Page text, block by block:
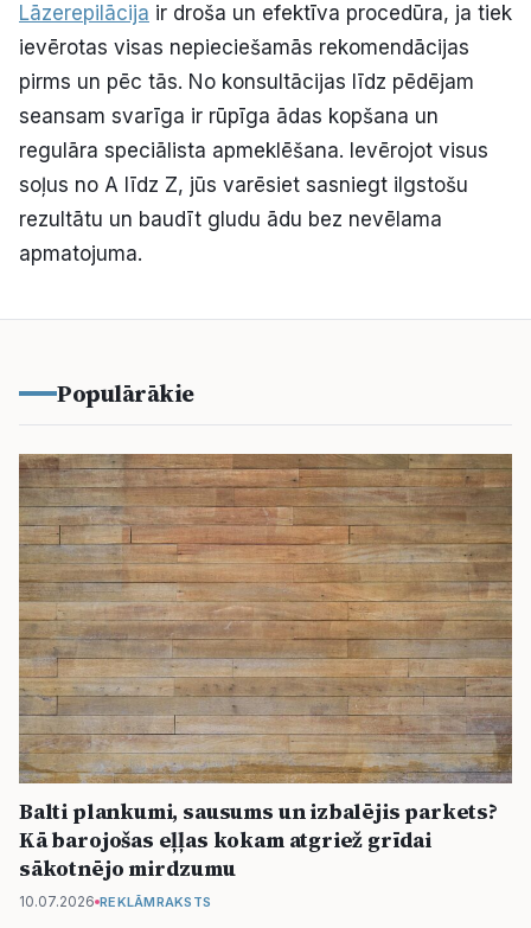
Lāzerepilācija ir droša un efektīva procedūra, ja tiek
ievērotas visas nepieciešamās rekomendācijas
pirms un pēc tās. No konsultācijas līdz pēdējam
seansam svarīga ir rūpīga ādas kopšana un
regulāra speciālista apmeklēšana. Ievērojot visus
soļus no A līdz Z, jūs varēsiet sasniegt ilgstošu
rezultātu un baudīt gludu ādu bez nevēlama
apmatojuma.
Populārākie
Balti plankumi, sausums un izbalējis parkets?
Kā barojošas eļļas kokam atgriež grīdai
sākotnējo mirdzumu
10.07.2026 REKLĀMRAKSTS